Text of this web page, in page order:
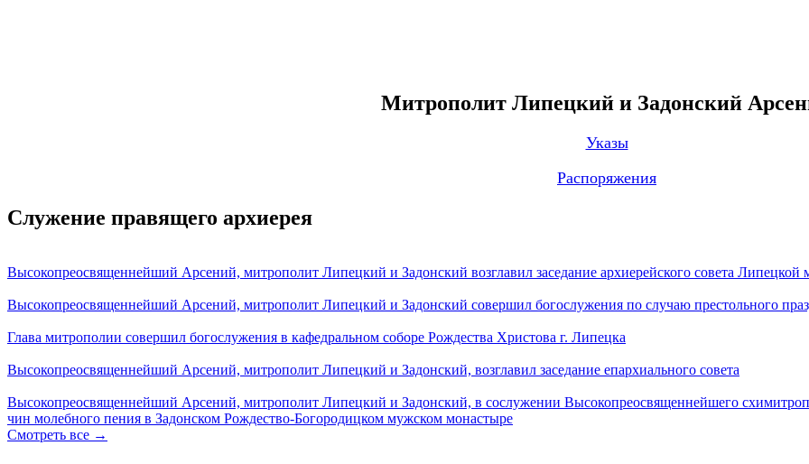
Митрополит Липецкий и Задонский
Указы
Распоряжения
Служение правящего архиерея
Высокопреосвященнейший Арсений, митрополит Липецкий и Задонский возглавил заседание архиерейского совета Липецкой
Высокопреосвященнейший Арсений, митрополит Липецкий и Задонский совершил богослужения по случаю престольного
Глава митрополии совершил богослужения в кафедральном соборе Рождества Христова г. Липецка
Высокопреосвященнейший Арсений, митрополит Липецкий и Задонский, возглавил заседание епархиального совета
Высокопреосвященнейший Арсений, митрополит Липецкий и Задонский, в сослужении Высокопреосвященнейшего
чин молебного пения в Задонском Рождество-Богородицком мужском монастыре
Смотреть все →